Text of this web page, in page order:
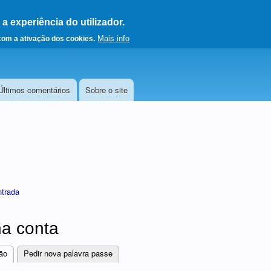
experiência do utilizador.
a ativação dos cookies. Mais info
página principal
comentários Sobre o site
conta
(separador ativo)
Pedir nova palavra passe